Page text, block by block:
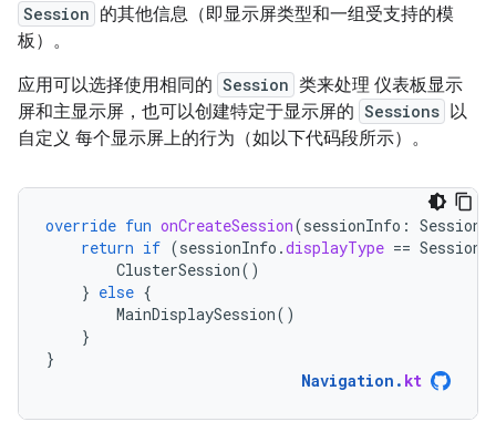
Session 的其他信息（即显示屏类型和一组受支持的模
板）。
应用可以选择使用相同的 Session 类来处理 仪表板显示
屏和主显示屏，也可以创建特定于显示屏的 Sessions 以
自定义 每个显示屏上的行为（如以下代码段所示）。
override fun onCreateSession(sessionInfo :
return if (sessionInfo .displayType ==
ClusterSession()
} else {
MainDisplaySession()
}
}
Navigation . kt